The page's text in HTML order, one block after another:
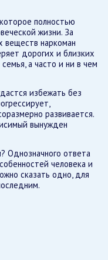
полностью
жизни. За
веществ наркоман
дорогих и близких
а часто и ни в чем
избежать без
развивается.
вынужден
Однозначного ответа
человека и
сказать одно, для